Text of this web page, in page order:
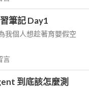
筆記 Day1
我個人想趁著育嬰假空
言
到底該怎麼測